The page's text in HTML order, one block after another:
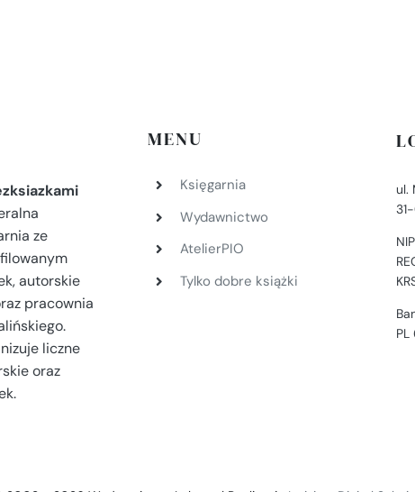
ze
autorskie
pracownia
liczne
oraz
MENU
Księgarnia
Wydawnictwo
AtelierPIO
Tylko dobre książki
ul.